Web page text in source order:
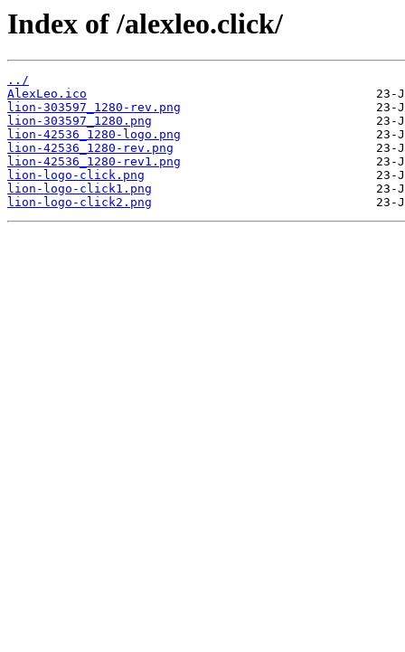
Index of /alexleo.click/
../
AlexLeo.ico
lion-303597_1280-rev.png
lion-303597_1280.png
lion-42536_1280-logo.png
lion-42536_1280-rev.png
lion-42536_1280-rev1.png
lion-logo-click.png
lion-logo-click1.png
lion-logo-click2.png